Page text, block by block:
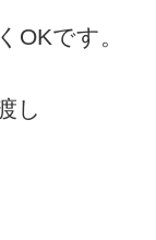
OKです。
し